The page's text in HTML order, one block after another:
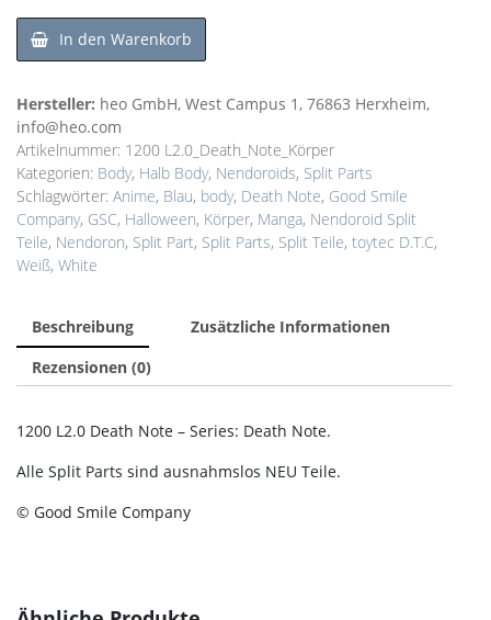
In den Warenkorb
Hersteller: heo GmbH, West Campus 1, 76863 Herxheim,
info@heo.com
Artikelnummer: 1200 L2.0_Death_Note_Körper
Kategorien: Body, Halb Body, Nendoroids, Split Parts
Schlagwörter: Anime, Blau, body, Death Note, Good Smile
Company, GSC, Halloween, Körper, Manga, Nendoroid Split
Teile, Nendoron, Split Part, Split Parts, Split Teile, toytec D.T.C,
Weiß, White
Beschreibung
Zusätzliche Informationen
Rezensionen (0)
1200 L2.0 Death Note – Series: Death Note.
Alle Split Parts sind ausnahmslos NEU Teile.
© Good Smile Company